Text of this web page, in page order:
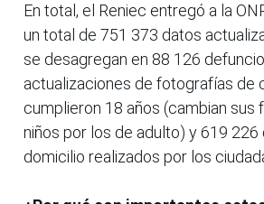
En total, el Reniec entregó a la
un total de 751 373 datos
se desagregan en 88 126
actualizaciones de fotografías de
cumplieron 18 años (cambian sus
niños por los de adulto) y 619 226
domicilio realizados por los